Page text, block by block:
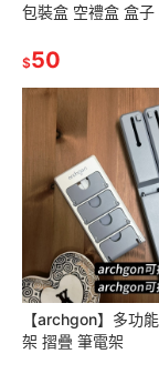
包裝盒 空禮盒 盒子
$50
【archgon】多功
架 摺疊 筆電架